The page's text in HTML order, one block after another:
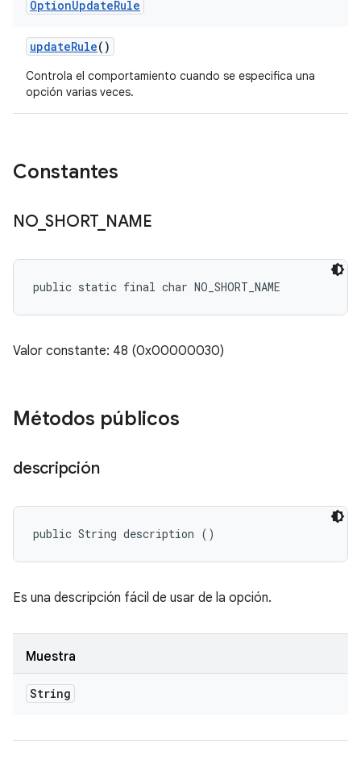
OptionUpdateRule
updateRule()
Controla el comportamiento cuando se especifica una
opción varias veces.
Constantes
NO_SHORT_ NAME
public static final char NO_SHORT_NAME
Valor constante: 48 (0x00000030)
Métodos públicos
descripción
public String description ()
Es una descripción fácil de usar de la opción.
Muestra
String